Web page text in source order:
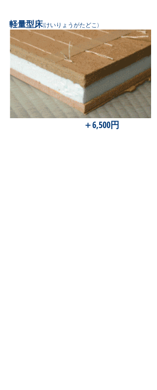
軽量型床(けいりょうがたどこ)
＋6,500円